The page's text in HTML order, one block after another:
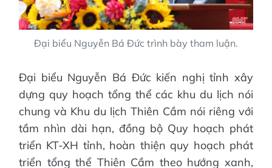
Đại biểu Nguyễn Bá Đức trình bày tham luận.
Đại biểu Nguyễn Bá Đức kiến nghị tỉnh xây
dựng quy hoạch tổng thể các khu du lịch nói
chung và Khu du lịch Thiên Cầm nói riêng với
tầm nhìn dài hạn, đồng bộ Quy hoạch phát
triển KT-XH tỉnh, hoàn thiện quy hoạch phát
triển tổng thể Thiên Cầm theo hướng xanh,